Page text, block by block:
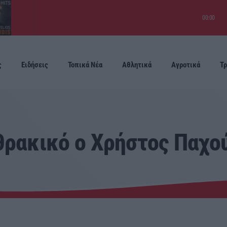
00:00
Ειδήσεις Τοπικά Νέα Αθλητικά Αγροτικά
ο Χρήστος